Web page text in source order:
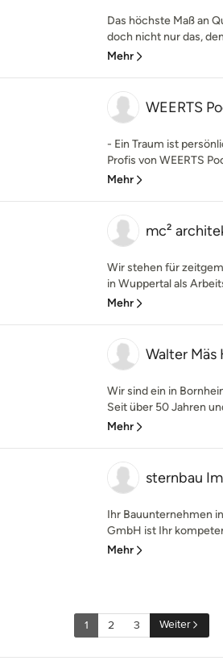
Das höchste Maß an
doch nicht nur das,
Mehr
WEERTS
- Ein Traum ist
Profis von WEERTS
Mehr
mc²
Wir stehen für
in Wuppertal als
Mehr
Walter
Wir sind ein in
Seit über 50 Jahren
Mehr
sternbau
Ihr Bauunternehmen
GmbH ist Ihr
Mehr
1 2 3 Weiter